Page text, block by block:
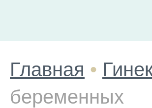
Главная •
беременных